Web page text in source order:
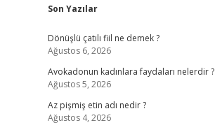
Sidebar
Son Yazılar
Dönüşlü çatılı fiil ne demek ?
Ağustos 6, 2026
Avokadonun kadınlara faydaları nelerdir ?
Ağustos 5, 2026
Az pişmiş etin adı nedir ?
Ağustos 4, 2026